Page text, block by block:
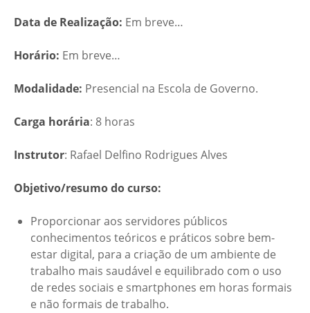
Data de Realização: Em breve…
Horário: Em breve…
Modalidade: Presencial na Escola de Governo.
Carga horária: 8 horas
Instrutor: Rafael Delfino Rodrigues Alves
Objetivo/resumo do curso:
Proporcionar aos servidores públicos
conhecimentos teóricos e práticos sobre bem-
estar digital, para a criação de um ambiente de
trabalho mais saudável e equilibrado com o uso
de redes sociais e smartphones em horas formais
e não formais de trabalho.